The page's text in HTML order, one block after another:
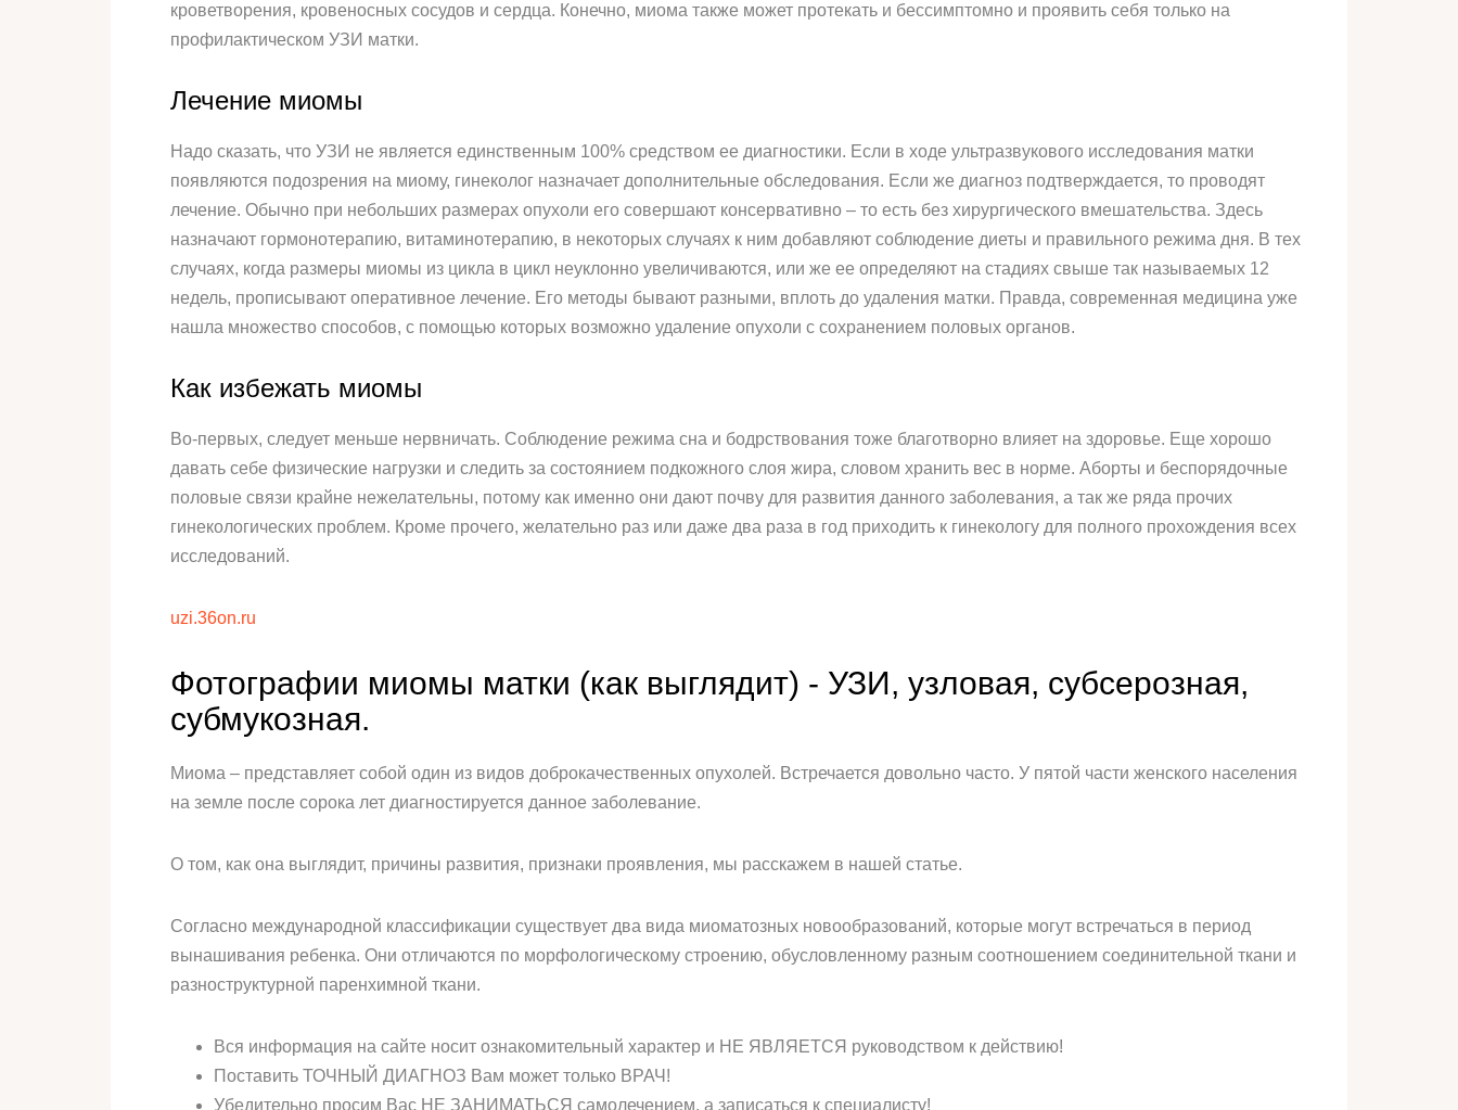
кроветворения, кровеносных сосудов и сердца. Конечно, миома также может протекать и бессимптомно и проявить себя только на
профилактическом УЗИ матки.
Лечение миомы
Надо сказать, что УЗИ не является единственным 100% средством ее диагностики. Если в ходе ультразвукового исследования матки
появляются подозрения на миому, гинеколог назначает дополнительные обследования. Если же диагноз подтверждается, то проводят
лечение. Обычно при небольших размерах опухоли его совершают консервативно – то есть без хирургического вмешательства. Здесь
назначают гормонотерапию, витаминотерапию, в некоторых случаях к ним добавляют соблюдение диеты и правильного режима дня. В тех
случаях, когда размеры миомы из цикла в цикл неуклонно увеличиваются, или же ее определяют на стадиях свыше так называемых 12
недель, прописывают оперативное лечение. Его методы бывают разными, вплоть до удаления матки. Правда, современная медицина уже
нашла множество способов, с помощью которых возможно удаление опухоли с сохранением половых органов.
Как избежать миомы
Во-первых, следует меньше нервничать. Соблюдение режима сна и бодрствования тоже благотворно влияет на здоровье. Еще хорошо
давать себе физические нагрузки и следить за состоянием подкожного слоя жира, словом хранить вес в норме. Аборты и беспорядочные
половые связи крайне нежелательны, потому как именно они дают почву для развития данного заболевания, а так же ряда прочих
гинекологических проблем. Кроме прочего, желательно раз или даже два раза в год приходить к гинекологу для полного прохождения всех
исследований.
uzi.36on.ru
Фотографии миомы матки (как выглядит) - УЗИ, узловая, субсерозная,
субмукозная.
Миома – представляет собой один из видов доброкачественных опухолей. Встречается довольно часто. У пятой части женского населения
на земле после сорока лет диагностируется данное заболевание.
О том, как она выглядит, причины развития, признаки проявления, мы расскажем в нашей статье.
Согласно международной классификации существует два вида миоматозных новообразований, которые могут встречаться в период
вынашивания ребенка. Они отличаются по морфологическому строению, обусловленному разным соотношением соединительной ткани и
разноструктурной паренхимной ткани.
Вся информация на сайте носит ознакомительный характер и НЕ ЯВЛЯЕТСЯ руководством к действию!
Поставить ТОЧНЫЙ ДИАГНОЗ Вам может только ВРАЧ!
Убедительно просим Вас НЕ ЗАНИМАТЬСЯ самолечением, а записаться к специалисту!